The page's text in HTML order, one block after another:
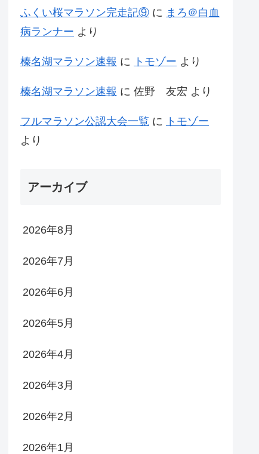
ふくい桜マラソン完走記⑨ に まろ＠白血
病ランナー より
榛名湖マラソン速報 に トモゾー より
榛名湖マラソン速報 に 佐野 友宏 より
フルマラソン公認大会一覧 に
トモゾー
より
アーカイブ
2026年8月
2026年7月
2026年6月
2026年5月
2026年4月
2026年3月
2026年2月
2026年1月